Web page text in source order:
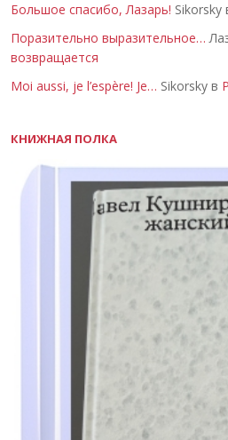
Большое спасибо, Лазарь! Sikorsky
Поразительно выразительное…
возвращается
Moi aussi, je l’espère! Je… Sikorsky в
КНИЖНАЯ ПОЛКА